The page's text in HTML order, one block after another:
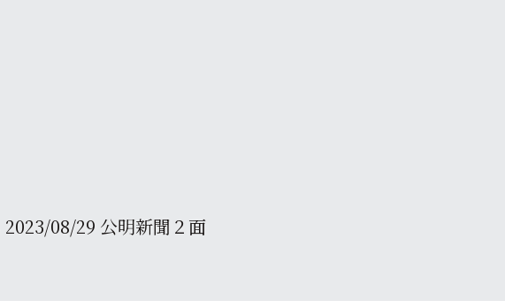
2023/08/29 公明新聞２面